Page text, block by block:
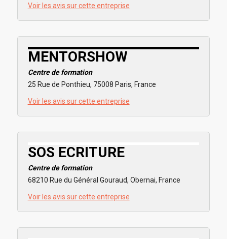
Voir les avis sur cette entreprise
MENTORSHOW
Centre de formation
25 Rue de Ponthieu, 75008 Paris, France
Voir les avis sur cette entreprise
SOS ECRITURE
Centre de formation
68210 Rue du Général Gouraud, Obernai, France
Voir les avis sur cette entreprise